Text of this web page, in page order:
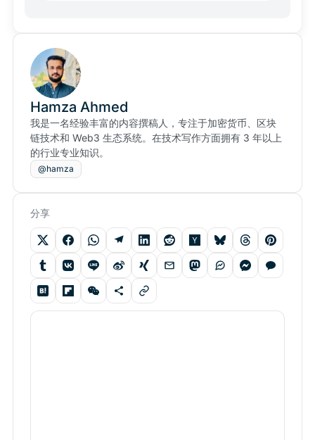
Hamza Ahmed
我是一名经验丰富的内容撰稿人，专注于加密货币、区块
链技术和 Web3 生态系统。在技术写作方面拥有 3 年以上
的行业专业知识。
@hamza
分享